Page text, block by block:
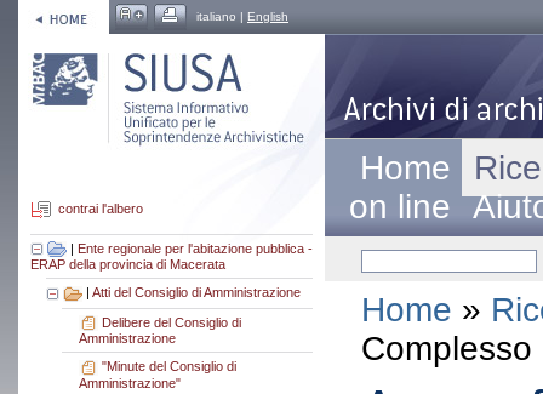
italiano | English
contrai l'albero
| Ente regionale per l'abitazione pubblica -
ERAP della provincia di Macerata
| Atti del Consiglio di Amministrazione
Delibere del Consiglio di
Amministrazione
"Minute del Consiglio di
Amministrazione"
Home
on line
Home »